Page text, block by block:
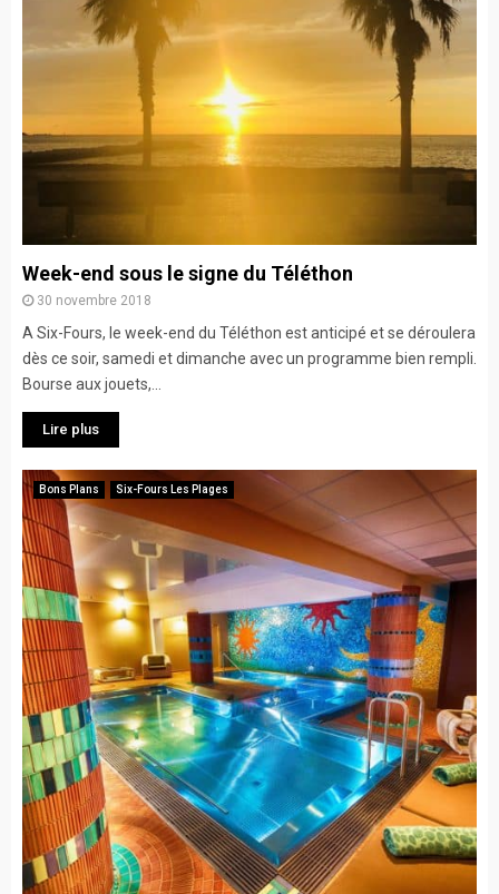
Week-end sous le signe du Téléthon
30 novembre 2018
A Six-Fours, le week-end du Téléthon est anticipé et se déroulera
dès ce soir, samedi et dimanche avec un programme bien rempli.
Bourse aux jouets,...
Lire plus
Bons Plans Six-Fours Les Plages